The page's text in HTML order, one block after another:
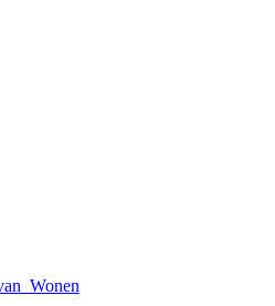
Wonen